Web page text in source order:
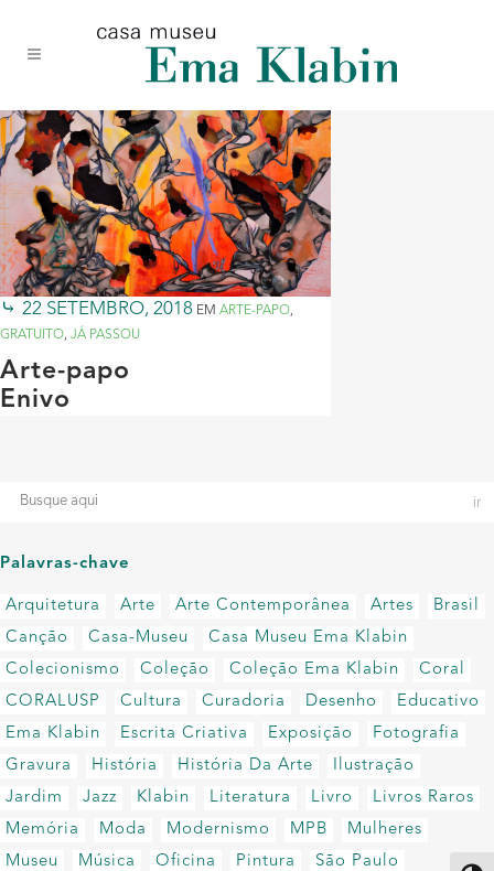
conteúdo
navegação
site
22 SETEMBRO, 2018 EM ARTE-PAPO,
GRATUITO, JÁ PASSOU
Arte-papo
Enivo
Palavras-chave
Arquitetura Arte Arte Contemporânea Artes
Brasil
Canção
Casa-Museu
Casa Museu Ema Klabin
Colecionismo
Coleção Coleção Ema Klabin
Coral
CORALUSP
Cultura Curadoria Desenho
Educativo
Ema Klabin
Escrita Criativa Exposição
Fotografia
Gravura
História História Da Arte
Ilustração
Jardim
Jazz Klabin Literatura Livro
Livros Raros
Memória
Moda Modernismo MPB
Mulheres
Museu
Música Oficina Pintura
São Paulo